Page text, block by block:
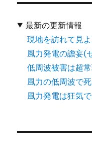
最新の更新情報
現地を訪れて見よ
風力発電の譫妄(
低周波被害は超常
風力の低周波で死
風力発電は狂気で